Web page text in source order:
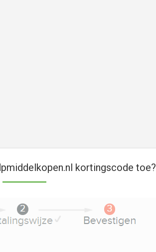
kortingscode toe?